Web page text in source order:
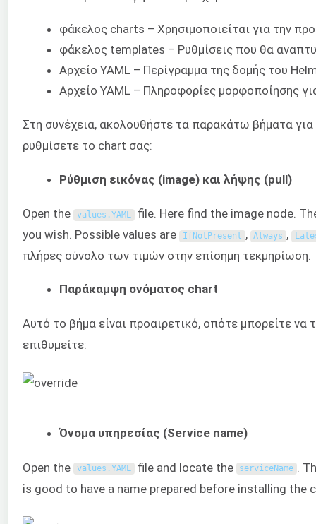
φάκελος charts – Χρησιμοποιείται για την
φάκελος templates – Ρυθμίσεις που θα
Αρχείο YAML – Περίγραμμα της δομής του
Αρχείο YAML – Πληροφορίες μορφοποίησης
Στη συνέχεια, ακολουθήστε τα παρακάτω βήματα
ρυθμίσετε το chart σας:
Ρύθμιση εικόνας (image) και λήψης (pull)
Open the values .YAML file. Here find the image node.
you wish. Possible values are
IfNotPresent , Always ,
πλήρες σύνολο των τιμών στην επίσημη τεκμηρίωση.
Παράκαμψη ονόματος chart
Αυτό το βήμα είναι προαιρετικό, οπότε μπορείτε να
επιθυμείτε:
Όνομα υπηρεσίας (Service name)
Open the values .YAML file and locate the serviceName
.
is good to have a name prepared before installing the